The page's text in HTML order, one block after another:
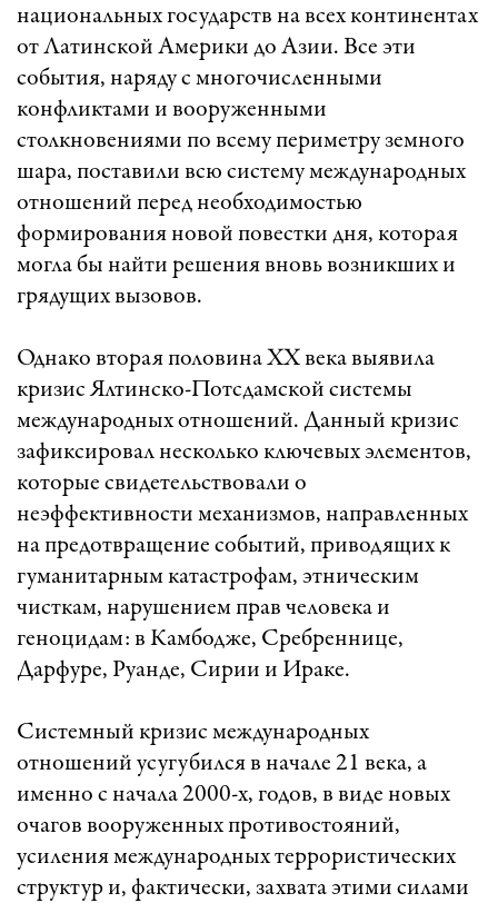
национальных государств на всех континентах
от Латинской Америки до Азии. Все эти
события, наряду с многочисленными
конфликтами и вооруженными
столкновениями по всему периметру земного
шара, поставили всю систему международных
отношений перед необходимостью
формирования новой повестки дня, которая
могла бы найти решения вновь возникших и
грядущих вызовов.
Однако вторая половина XX века выявила
кризис Ялтинско-Потсдамской системы
международных отношений. Данный кризис
зафиксировал несколько ключевых элементов,
которые свидетельствовали о
неэффективности механизмов, направленных
на предотвращение событий, приводящих к
гуманитарным катастрофам, этническим
чисткам, нарушением прав человека и
геноцидам: в Камбодже, Сребреннице,
Дарфуре, Руанде, Сирии и Ираке.
Системный кризис международных
отношений усугубился в начале 21 века, а
именно с начала 2000-х, годов, в виде новых
очагов вооруженных противостояний,
усиления международных террористических
структур и, фактически, захвата этими силами